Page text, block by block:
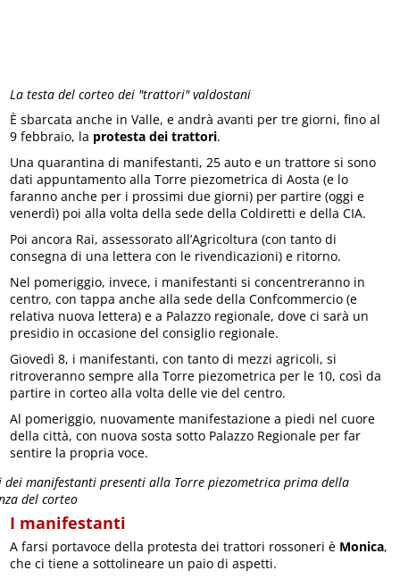
La testa del corteo dei "trattori" valdostani
È sbarcata anche in Valle, e andrà avanti per tre giorni, fino al
9 febbraio, la protesta dei trattori.
Una quarantina di manifestanti, 25 auto e un trattore si sono
dati appuntamento alla Torre piezometrica di Aosta (e lo
faranno anche per i prossimi due giorni) per partire (oggi e
venerdì) poi alla volta della sede della Coldiretti e della CIA.
Poi ancora Rai, assessorato all’Agricoltura (con tanto di
consegna di una lettera con le rivendicazioni) e ritorno.
Nel pomeriggio, invece, i manifestanti si concentreranno in
centro, con tappa anche alla sede della Confcommercio (e
relativa nuova lettera) e a Palazzo regionale, dove ci sarà un
presidio in occasione del consiglio regionale.
Giovedì 8, i manifestanti, con tanto di mezzi agricoli, si
ritroveranno sempre alla Torre piezometrica per le 10, così da
partire in corteo alla volta delle vie del centro.
Al pomeriggio, nuovamente manifestazione a piedi nel cuore
della città, con nuova sosta sotto Palazzo Regionale per far
sentire la propria voce.
dei manifestanti presenti alla Torre piezometrica prima della
del corteo
I manifestanti
A farsi portavoce della protesta dei trattori rossoneri è Monica,
che ci tiene a sottolineare un paio di aspetti.